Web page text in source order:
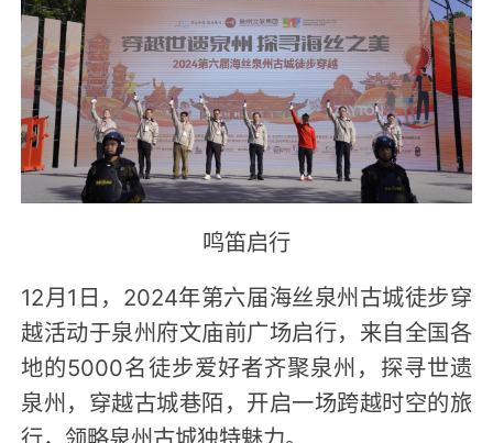
鸣笛启行
12月1日，2024年第六届海丝泉州古城徒步穿
越活动于泉州府文庙前广场启行，来自全国各
地的5000名徒步爱好者齐聚泉州，探寻世遗
泉州，穿越古城巷陌，开启一场跨越时空的旅